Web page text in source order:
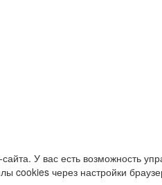
У вас есть возможность
через настройки